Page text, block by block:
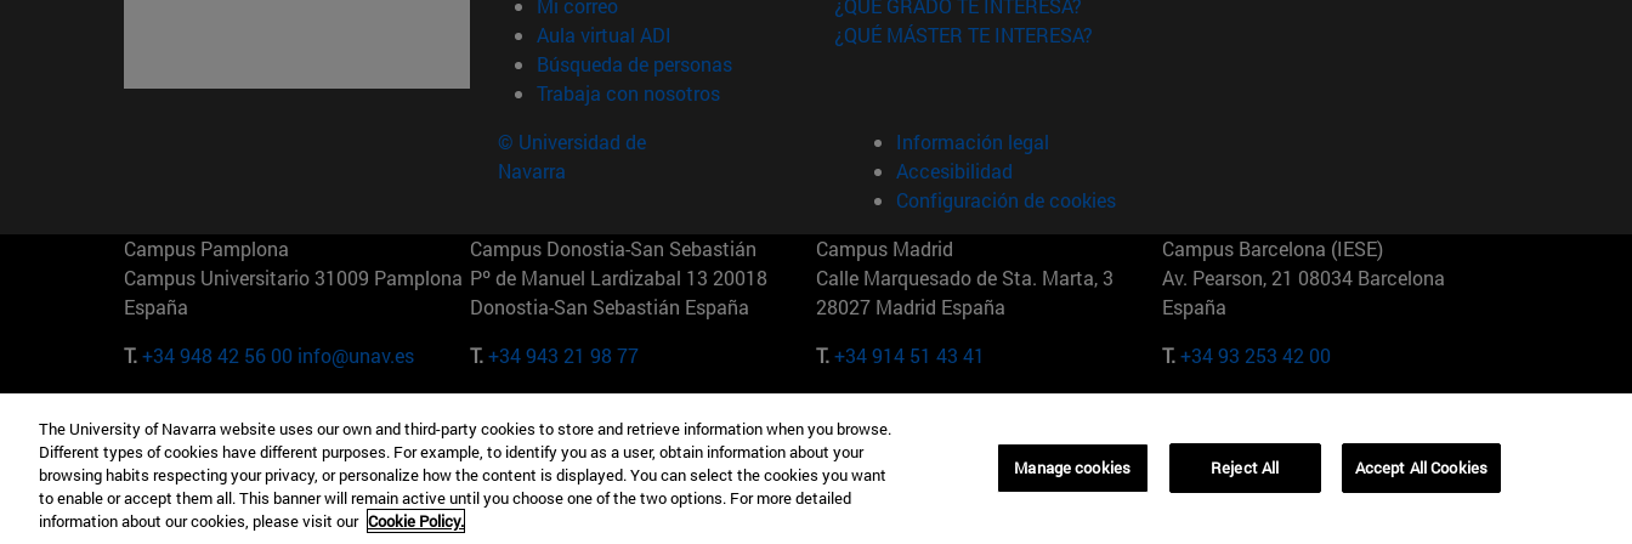
Mi correo
Aula virtual ADI (abre en nueva ventana)
Búsqueda de personas(abre en nueva ventana)
Trabaja con nosotros(abre en nueva ventana)
¿QUÉ GRADO TE INTERESA?
¿QUÉ MÁSTER TE INTERESA?
© Universidad de
Navarra
Información legal
Accesibilidad
Configuración de cookies
Campus Pamplona
Campus Universitario 31009 Pamplona
España
T.+34 948 42 56 00 info@unav.es
Campus Donostia-San Sebastián
Pº de Manuel Lardizabal 13 20018
Donostia-San Sebastián España
T.+34 943 21 98 77
Campus Madrid
Calle Marquesado de Sta. Marta, 3
28027 Madrid España
T.+34 914 51 43 41
Campus Barcelona (IESE)
Av. Pearson, 21 08034 Barcelona
España
T.+34 93 253 42 00
Camino del Cerro Águila 3 28023
Madrid España
T.+34 912 11 30 00
165 W 57th St 10019-2201 Nueva York
EE.UU
T.+1 646 346 8850
Maria-Theresia-Straße 15 81675
Múnich Alemania
T.+49 89 24209790
01321001 Bela Vista Brasil
The University of Navarra website uses our own and third-party cookies to store and retrieve information when you browse.
Different types of cookies have different purposes. For example, to identify you as a user, obtain information about your
browsing habits respecting your privacy, or personalize how the content is displayed. You can select the cookies you want
to enable or accept them all. This banner will remain active until you choose one of the two options. For more detailed
information about our cookies, please visit our Cookie Policy.
Manage cookies Reject All Accept All Cookies